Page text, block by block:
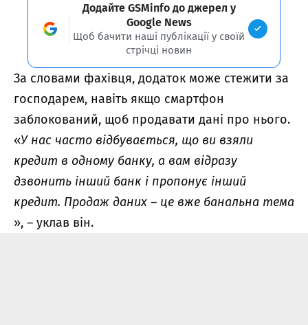
Додайте GSMinfo до джерел у
Google News
Щоб бачити наші публікації у своїй
стрічці новин
За словами фахівця, додаток може стежити за
господарем, навіть якщо смартфон
заблокований, щоб продавати дані про нього.
«У нас часто відбувається, що ви взяли
кредит в одному банку, а вам відразу
дзвонить інший банк і пропонує інший
кредит. Продаж даних – це вже банальна тема
», – уклав він.